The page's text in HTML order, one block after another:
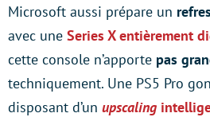
Microsoft aussi prépare un
avec une Series X entièrement
cette console n’apporte pas
techniquement. Une PS5 Pro
disposant d’un upscaling